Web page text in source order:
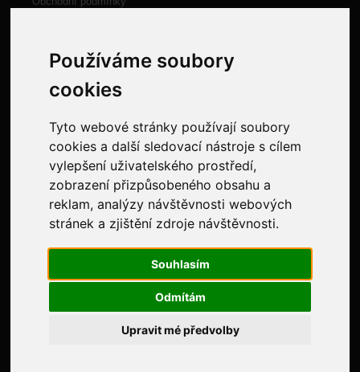
Používáme soubory
cookies
Tyto webové stránky používají soubory
cookies a další sledovací nástroje s cílem
vylepšení uživatelského prostředí,
zobrazení přizpůsobeného obsahu a
reklam, analýzy návštěvnosti webových
stránek a zjištění zdroje návštěvnosti.
Souhlasím
Odmítám
Upravit mé předvolby
Ochrana osobních údajů
Evidence tržeb
NAJDETE NÁS NA: